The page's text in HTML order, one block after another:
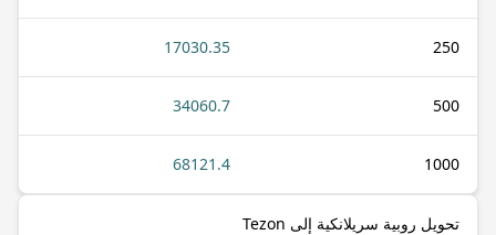
250
17030.35
500
34060.7
1000
68121.4
تحويل روبية سريلانكية إلى Tezon